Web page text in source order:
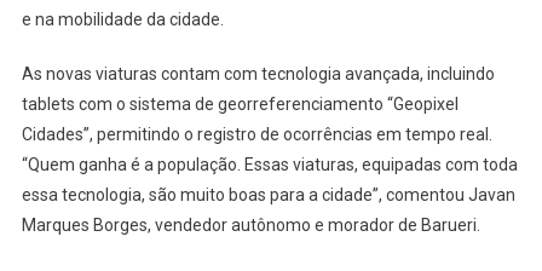
e na mobilidade da cidade.
As novas viaturas contam com tecnologia avançada, incluindo
tablets com o sistema de georreferenciamento “Geopixel
Cidades”, permitindo o registro de ocorrências em tempo real.
“Quem ganha é a população. Essas viaturas, equipadas com toda
essa tecnologia, são muito boas para a cidade”, comentou Javan
Marques Borges, vendedor autônomo e morador de Barueri.